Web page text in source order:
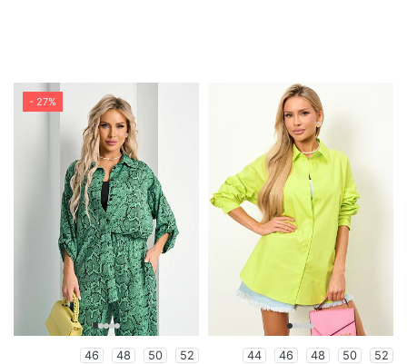
- 27%
46 48 50 52 44 46 48 50 52